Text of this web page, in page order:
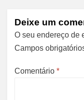
Deixe um
O seu endereço de
Campos
Comentário *